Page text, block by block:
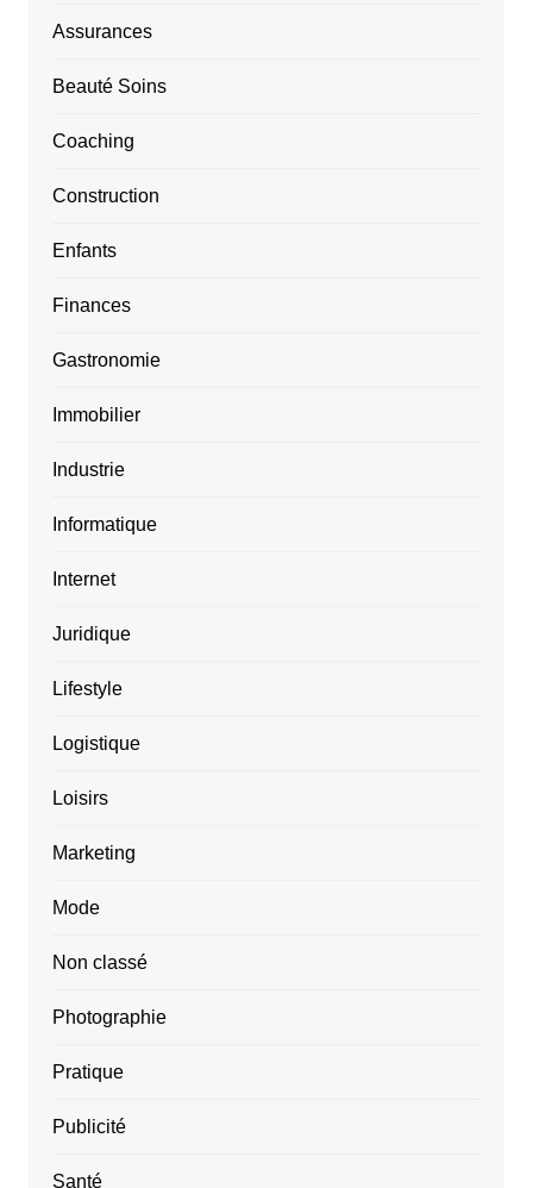
Assurances
Beauté Soins
Coaching
Construction
Enfants
Finances
Gastronomie
Immobilier
Industrie
Informatique
Internet
Juridique
Lifestyle
Logistique
Loisirs
Marketing
Mode
Non classé
Photographie
Pratique
Publicité
Santé